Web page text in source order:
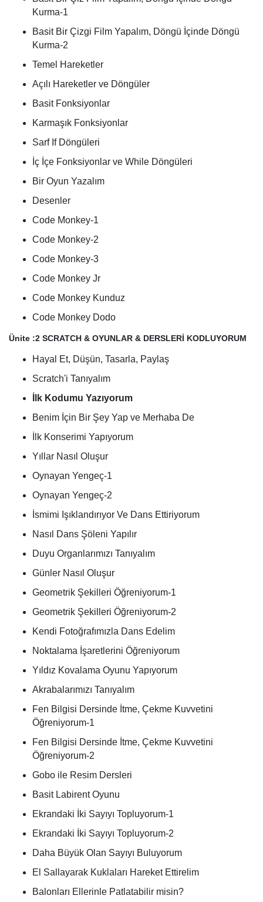
Kurma-1
Basit Bir Çizgi Film Yapalım, Döngü İçinde Döngü
Kurma-2
Temel Hareketler
Açılı Hareketler ve Döngüler
Basit Fonksiyonlar
Karmaşık Fonksiyonlar
Sarf If Döngüleri
İç İçe Fonksiyonlar ve While Döngüleri
Bir Oyun Yazalım
Desenler
Code Monkey-1
Code Monkey-2
Code Monkey-3
Code Monkey Jr
Code Monkey Kunduz
Code Monkey Dodo
Ünite :2 SCRATCH & OYUNLAR & DERSLERİ KODLUYORUM
Hayal Et, Düşün, Tasarla, Paylaş
Scratch'i Tanıyalım
İlk Kodumu Yazıyorum
Benim İçin Bir Şey Yap ve Merhaba De
İlk Konserimi Yapıyorum
Yıllar Nasıl Oluşur
Oynayan Yengeç-1
Oynayan Yengeç-2
İsmimi Işıklandırıyor Ve Dans Ettiriyorum
Nasıl Dans Şöleni Yapılır
Duyu Organlarımızı Tanıyalım
Günler Nasıl Oluşur
Geometrik Şekilleri Öğreniyorum-1
Geometrik Şekilleri Öğreniyorum-2
Kendi Fotoğrafımızla Dans Edelim
Noktalama İşaretlerini Öğreniyorum
Yıldız Kovalama Oyunu Yapıyorum
Akrabalarımızı Tanıyalım
Fen Bilgisi Dersinde İtme, Çekme Kuvvetini
Öğreniyorum-1
Fen Bilgisi Dersinde İtme, Çekme Kuvvetini
Öğreniyorum-2
Gobo ile Resim Dersleri
Basit Labirent Oyunu
Ekrandaki İki Sayıyı Topluyorum-1
Ekrandaki İki Sayıyı Topluyorum-2
Daha Büyük Olan Sayıyı Buluyorum
El Sallayarak Kuklaları Hareket Ettirelim
Balonları Ellerinle Patlatabilir misin?